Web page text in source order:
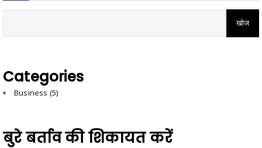
Categories
Business (5)
बुरे बर्ताव की शिकायत करें